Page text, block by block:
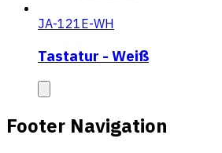
JA-121E-WH
Tastatur - Weiß
Footer Navigation